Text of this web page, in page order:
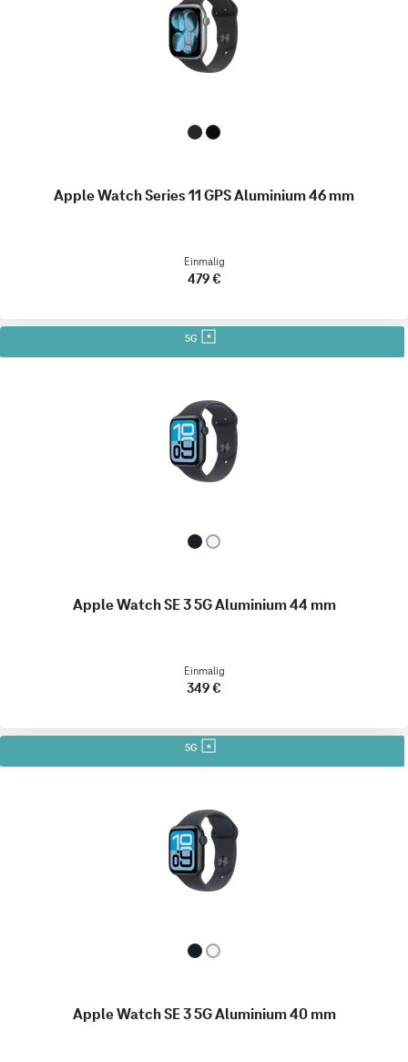
Apple Watch Series 11 GPS Aluminium 46 mm
Einmalig
479 €
5G
Apple Watch SE 3 5G Aluminium 44 mm
Einmalig
349 €
5G
Apple Watch SE 3 5G Aluminium 40 mm